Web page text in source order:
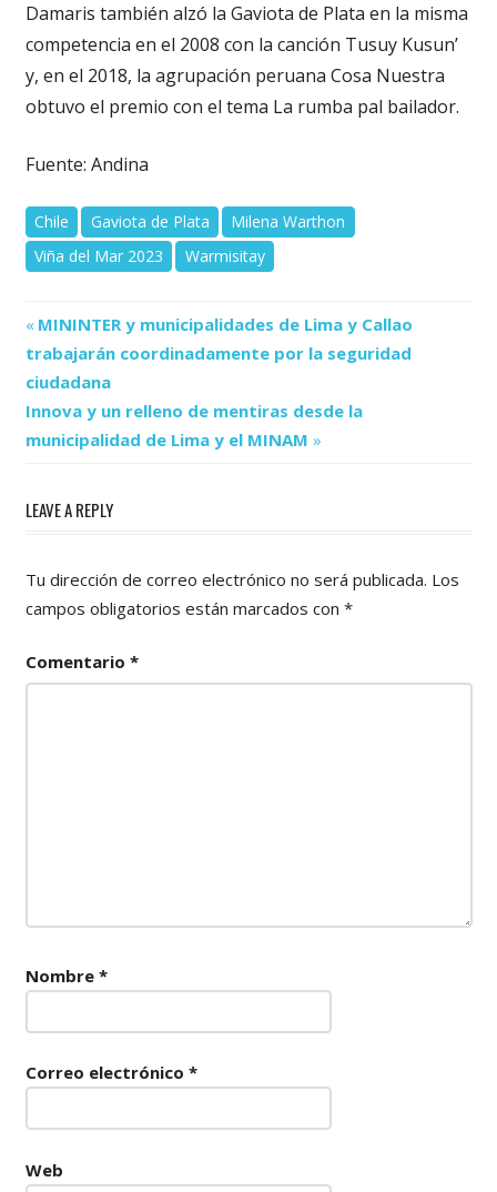
Damaris también alzó la Gaviota de Plata en la misma
competencia en el 2008 con la canción Tusuy Kusun’
y, en el 2018, la agrupación peruana Cosa Nuestra
obtuvo el premio con el tema La rumba pal bailador.
Fuente: Andina
Chile Gaviota de Plata
Milena Warthon
Viña del Mar 2023
Warmisitay
Navegación
de
entradas
Previous
Post:
MININTER y municipalidades de Lima y Callao
trabajarán coordinadamente por la seguridad
ciudadana
Next
Post:
Innova y un relleno de mentiras desde la
municipalidad de Lima y el MINAM
LEAVE A REPLY
Tu dirección de correo electrónico no será publicada. Los
campos obligatorios están marcados con *
Comentario *
Nombre *
Correo electrónico *
Web